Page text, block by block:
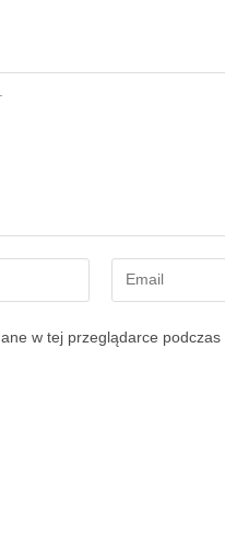
w tej przeglądarce podczas